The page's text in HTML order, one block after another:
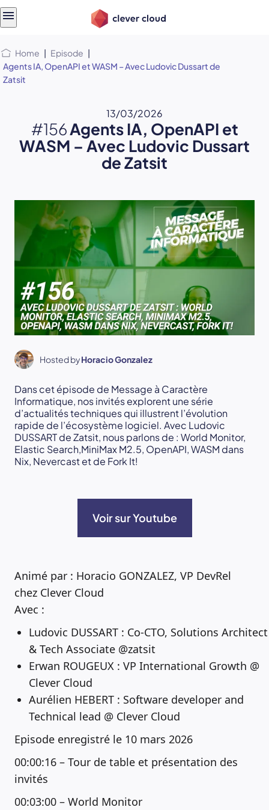
Home | Episode |
Agents IA, OpenAPI et WASM – Avec Ludovic Dussart de
Zatsit
13/03/2026
#156Agents IA, OpenAPI et
WASM – Avec Ludovic Dussart
de Zatsit
Hosted byHoracio Gonzalez
Dans cet épisode de Message à Caractère
Informatique, nos invités explorent une série
d’actualités techniques qui illustrent l’évolution
rapide de l’écosystème logiciel. Avec Ludovic
DUSSART de Zatsit, nous parlons de : World Monitor,
Elastic Search,MiniMax M2.5, OpenAPI, WASM dans
Nix, Nevercast et de Fork It!
Voir sur Youtube
Animé par : Horacio GONZALEZ, VP DevRel
chez Clever Cloud
Avec :
Ludovic DUSSART : Co-CTO, Solutions Architect
& Tech Associate @zatsit
Erwan ROUGEUX : VP International Growth @
Clever Cloud
Aurélien HEBERT : Software developer and
Technical lead @ Clever Cloud
Episode enregistré le 10 mars 2026
00:00:16 – Tour de table et présentation des
invités
00:03:00 – World Monitor